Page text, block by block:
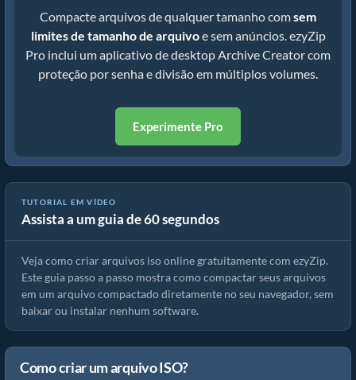
Compacte arquivos de qualquer tamanho comsem
limites de tamanho de arquivoe sem anúncios. ezyZip
Pro inclui um aplicativo de desktop Archive Creator com
proteção por senha e divisão em múltiplos volumes.
Experimente Pro
TUTORIAL EM VÍDEO
Assista a um guia de 60 segundos
Como criar arquivos iso online com ezyZip (grátis, sem instalação)
Veja como criar arquivos iso online gratuitamente com ezyZip.
Este guia passo a passo mostra como compactar seus arquivos
em um arquivo compactado diretamente no seu navegador, sem
baixar ou instalar nenhum software.
Como criar um arquivo ISO?